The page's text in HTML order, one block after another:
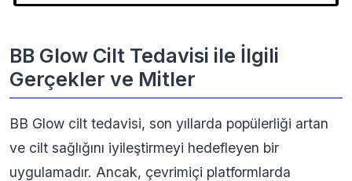
BB Glow Cilt Tedavisi ile İlgili
Gerçekler ve Mitler
BB Glow cilt tedavisi, son yıllarda popülerliği artan
ve cilt sağlığını iyileştirmeyi hedefleyen bir
uygulamadır. Ancak, çevrimiçi platformlarda